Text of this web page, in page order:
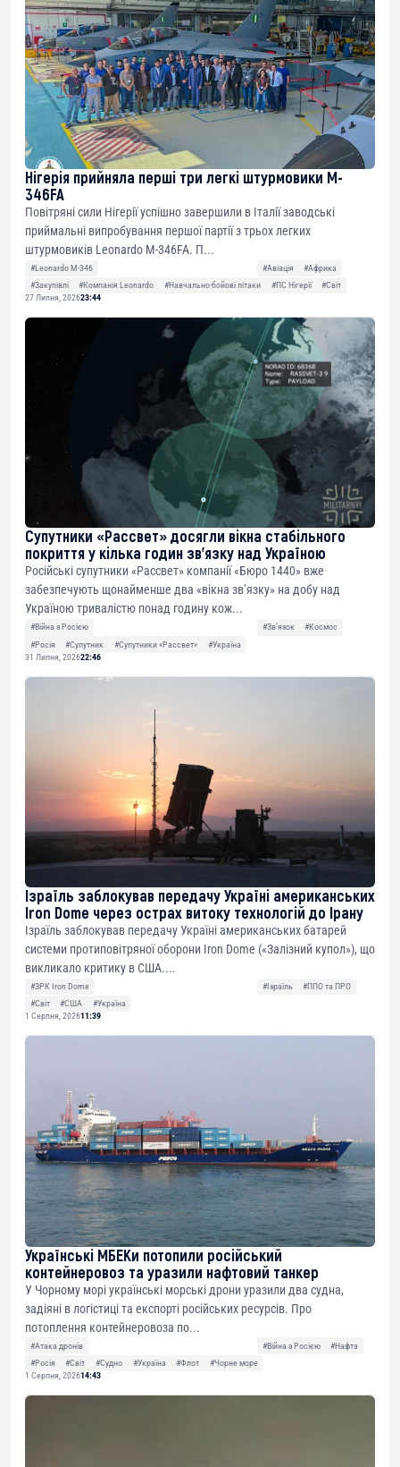
Нігерія прийняла перші три легкі штурмовики M-
346FA
Повітряні сили Нігерії успішно завершили в Італії заводські
приймальні випробування першої партії з трьох легких
штурмовиків Leonardo M-346FA. П...
#Leonardo M-346 #Авіація
#Африка
#Закупівлі
#Компанія Leonardo #Навчально-бойові літаки #ПС Нігерії
#Світ
27 Липня, 202623:44
Супутники «Рассвет» досягли вікна стабільного
покриття у кілька годин зв’язку над Україною
Російські супутники «Рассвет» компанії «Бюро 1440» вже
забезпечують щонайменше два «вікна зв’язку» на добу над
Україною тривалістю понад годину кож...
#Війна з Росією #Звʼязок
#Космос
#Росія
#Супутник #Супутники «Рассвет»
#Україна
31 Липня, 202622:46
Ізраїль заблокував передачу Україні американських
Iron Dome через острах витоку технологій до Ірану
Ізраїль заблокував передачу Україні американських батарей
системи протиповітряної оборони Iron Dome («Залізний купол»), що
викликало критику в США....
#ЗРК Iron Dome #Ізраїль
#ППО та ПРО
#Світ
#США
#Україна
1 Серпня, 202611:39
Українські МБЕКи потопили російський
контейнеровоз та уразили нафтовий танкер
У Чорному морі українські морські дрони уразили два судна,
задіяні в логістиці та експорті російських ресурсів. Про
потоплення контейнеровоза по...
#Атака дронів #Війна з Росією
#Нафта
#Росія
#Світ #Судно #Україна #Флот
#Чорне море
1 Серпня, 202614:43